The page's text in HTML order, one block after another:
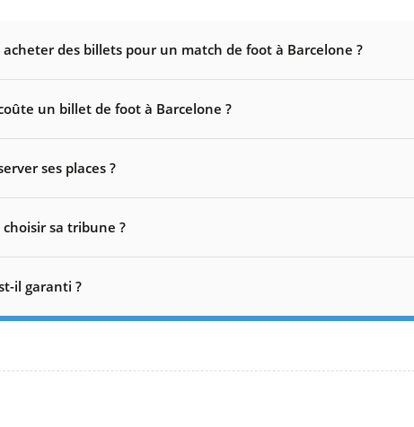
des billets pour un match de foot à Barcelone ?
un billet de foot à Barcelone ?
ses places ?
sa tribune ?
il garanti ?